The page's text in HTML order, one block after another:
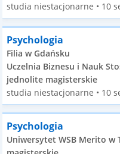
studia niestacjonarne • 10
Psychologia
Filia w Gdańsku
Uczelnia Biznesu i Nauk
jednolite magisterskie
studia niestacjonarne • 10
Psychologia
Uniwersytet WSB Merito w